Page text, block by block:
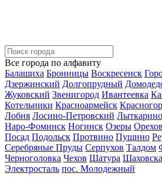
Все города по алфавиту
Балашиха Бронницы Воскресенск
Дзержинский Долгопрудный
Жуковский Звенигород Ивантеевка
Котельники Красноармейск
Лобня Лосино-Петровский Лыткарино
Наро-Фоминск Ногинск Озеры
Посад Подольск Протвино Пущино
Серебряные Пруды Серпухов Талдом
Черноголовка Чехов Шатура
Электросталь пос. Молодежный